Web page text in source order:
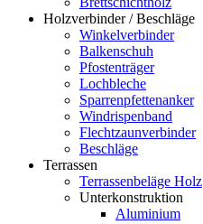
Holzverbinder / Beschläge
Winkelverbinder
Balkenschuh
Pfostenträger
Lochbleche
Sparrenpfettenanker
Windrispenband
Flechtzaunverbinder
Beschläge
Terrassen
Terrassenbeläge Holz
Unterkonstruktion
Aluminium